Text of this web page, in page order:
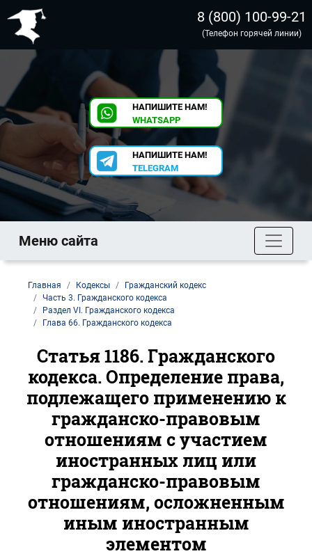
8 (800) 100-99-21
(Телефон горячей линии)
НАПИШИТЕ НАМ!
WHATSAPP
НАПИШИТЕ НАМ!
TELEGRAM
Меню сайта
Главная Кодексы
Гражданский кодекс
Часть 3. Гражданского кодекса
Раздел VI. Гражданского кодекса
Глава 66. Гражданского кодекса
Статья 1186. Гражданского
кодекса. Определение права,
подлежащего применению к
гражданско-правовым
отношениям с участием
иностранных лиц или
гражданско-правовым
отношениям, осложненным
иным иностранным
элементом